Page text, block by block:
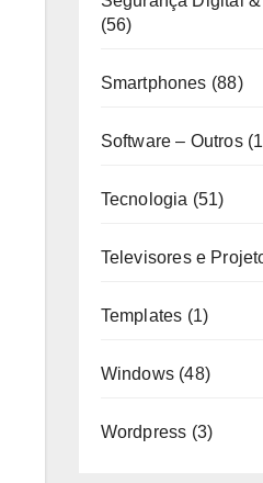
(56)
Smartphones (88)
Software – Outros
Tecnologia (51)
Televisores e
Templates (1)
Windows(48)
Wordpress (3)